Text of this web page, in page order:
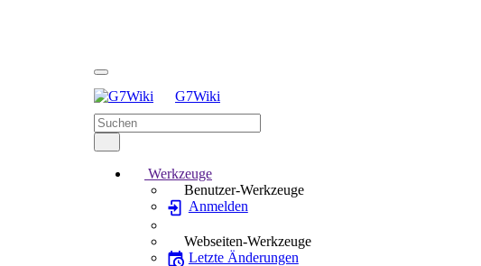
G7Wiki
Werkzeuge
Benutzer-Werkzeuge
Anmelden
Webseiten-Werkzeuge
Letzte Änderungen